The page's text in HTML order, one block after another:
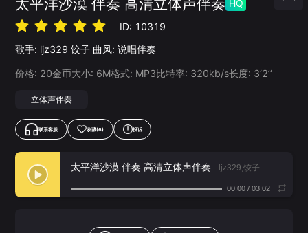
太平洋沙漠 伴奏 高清立体声伴奏 HQ
ID: 10319
歌手: ljz329 饺子 曲风: 说唱伴奏
价格: 20金币大小: 6M格式: MP3比特率: 320kb/s长度: 3‘2’‘
立体声伴奏
联系客服 收藏(6) 投诉
太平洋沙漠 伴奏 高清立体声伴奏 - ljz329,饺子
00:00/ 03:02